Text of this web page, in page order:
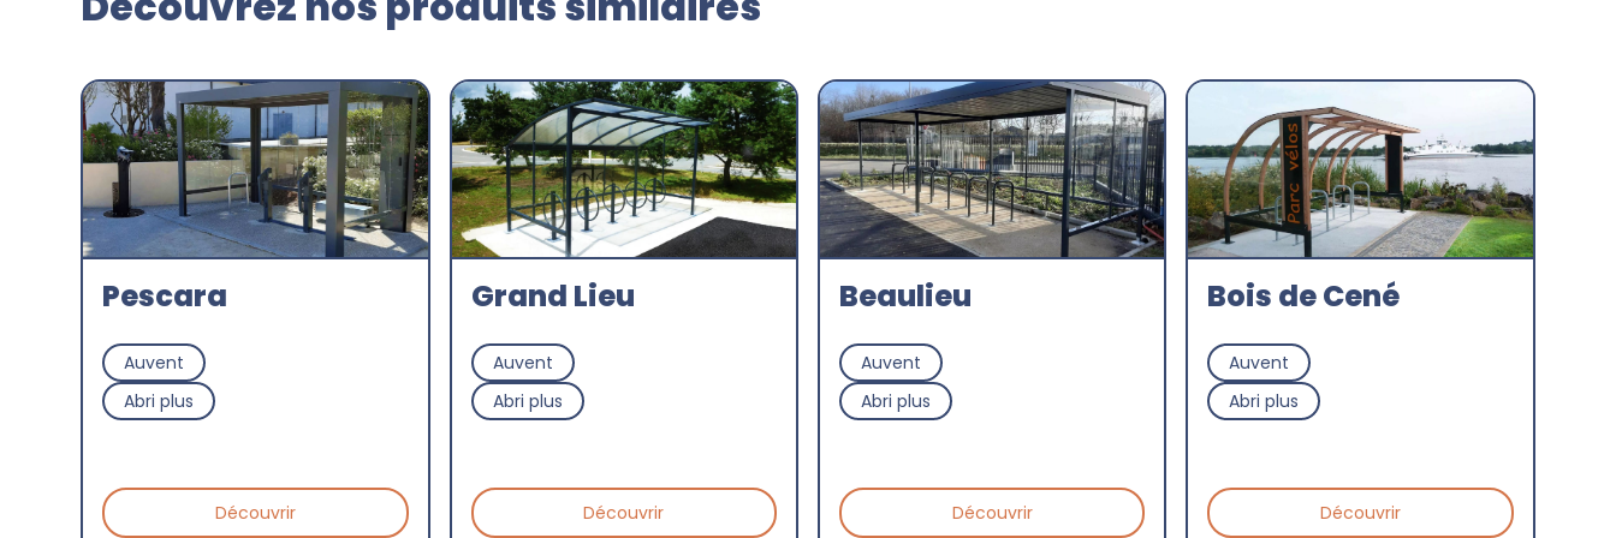
Pescara
Auvent
Abri plus
Découvrir
Grand Lieu
Auvent
Abri plus
Découvrir
Beaulieu
Auvent
Abri plus
Découvrir
Bois de Cené
Auvent
Abri plus
Découvrir